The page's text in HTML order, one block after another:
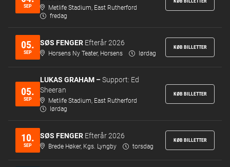
SEP
Metlife Stadium, East Rutherford
fredag
05.
SEP
SØS FENGER Efterår 2026
Horsens Ny Teater, Horsens lørdag
KØB BILLETTER
05.
SEP
LUKAS GRAHAM – Support: Ed
Sheeran
Metlife Stadium, East Rutherford
lørdag
KØB BILLETTER
10.
SEP
SØS FENGER Efterår 2026
Brede Høker, Kgs. Lyngby torsdag
KØB BILLETTER